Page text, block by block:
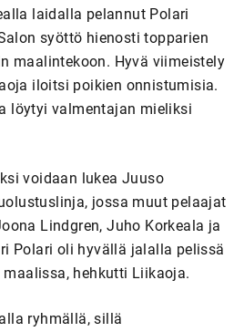
laidalla pelannut Polari
syöttö hienosti topparien
maalintekoon. Hyvä viimeistely
iloitsi poikien onnistumisia.
löytyi valmentajan mieliksi
voidaan lukea Juuso
jossa muut pelaajat
Lindgren, Juho Korkeala ja
Polari oli hyvällä jalalla pelissä
hehkutti Liikaoja.
ryhmällä, sillä